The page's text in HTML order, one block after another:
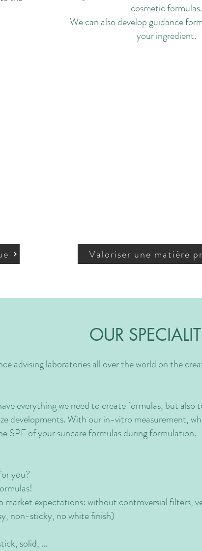
cosmetic formulas.
We can also develop guidance
your ingredient.
Valoriser une matière
OUR
advising laboratories all over the world on the
everything we need to create formulas, but
developments. With our in-vitro measurement,
SPF of your suncare formulas during formulation.
you?
market expectations: without controversial filters,
non-sticky, no white finish)
solid, ...